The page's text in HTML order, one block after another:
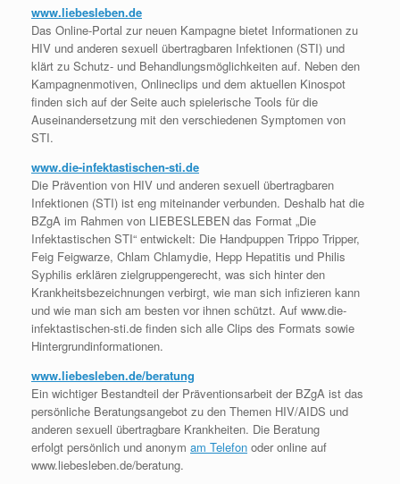
www.liebesleben.de
Das Online-Portal zur neuen Kampagne bietet Informationen zu
HIV und anderen sexuell übertragbaren Infektionen (STI) und
klärt zu Schutz- und Behandlungsmöglichkeiten auf. Neben den
Kampagnenmotiven, Onlineclips und dem aktuellen Kinospot
finden sich auf der Seite auch spielerische Tools für die
Auseinandersetzung mit den verschiedenen Symptomen von
STI.
www.die-infektastischen-sti.de
Die Prävention von HIV und anderen sexuell übertragbaren
Infektionen (STI) ist eng miteinander verbunden. Deshalb hat die
BZgA im Rahmen von LIEBESLEBEN das Format „Die
Infektastischen STI“ entwickelt: Die Handpuppen Trippo Tripper,
Feig Feigwarze, Chlam Chlamydie, Hepp Hepatitis und Philis
Syphilis erklären zielgruppengerecht, was sich hinter den
Krankheitsbezeichnungen verbirgt, wie man sich infizieren kann
und wie man sich am besten vor ihnen schützt. Auf www.die-
infektastischen-sti.de finden sich alle Clips des Formats sowie
Hintergrundinformationen.
www.liebesleben.de/beratung
Ein wichtiger Bestandteil der Präventionsarbeit der BZgA ist das
persönliche Beratungsangebot zu den Themen HIV/AIDS und
anderen sexuell übertragbare Krankheiten. Die Beratung
erfolgt persönlich und anonym am Telefon oder online auf
www.liebesleben.de/beratung.